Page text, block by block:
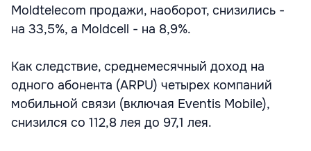
Moldtelecom продажи, наоборот, снизились -
на 33,5%, а Moldcell - на 8,9%.
Как следствие, среднемесячный доход на
одного абонента (ARPU) четырех компаний
мобильной связи (включая Eventis Mobile),
снизился со 112,8 лея до 97,1 лея.